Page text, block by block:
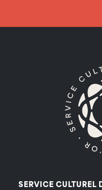
SERVICE CULTUREL